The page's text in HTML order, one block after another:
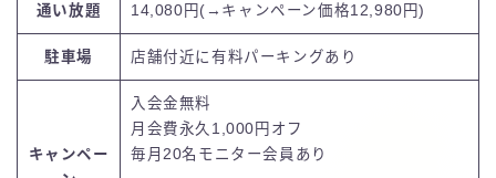
通い放題 14,080円(→キャンペーン価格12,980円)
駐車場 店舗付近に有料パーキングあり
キャンペー
入会金無料
月会費永久1,000円オフ
毎月20名モニター会員あり